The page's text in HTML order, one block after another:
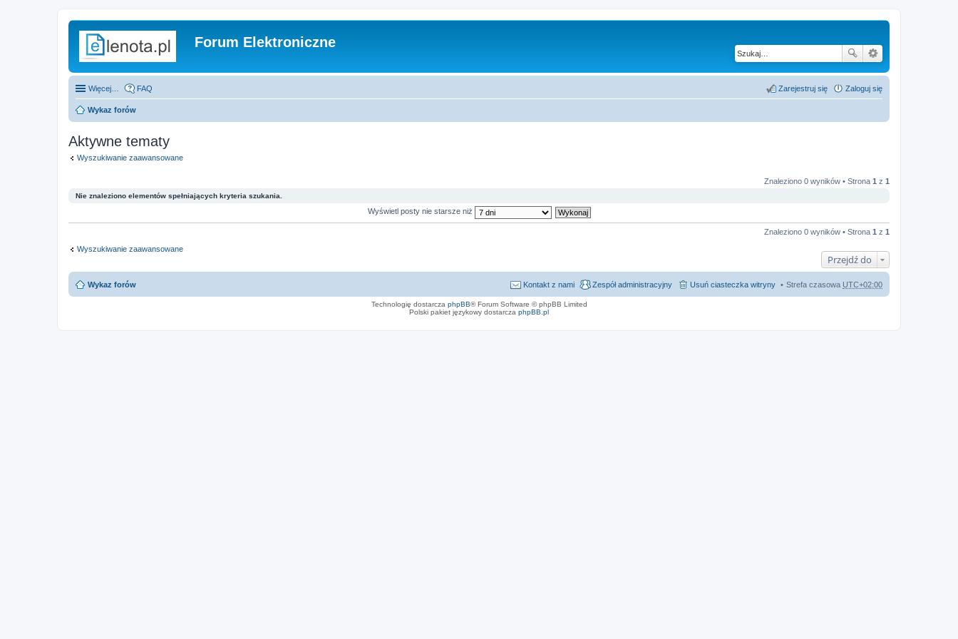
Forum Elektroniczne
Więcej… FAQ Zaloguj się
Zarejestruj się
Wykaz forów
Aktywne tematy
Wyszukiwanie zaawansowane
Znaleziono 0 wyników • Strona 1 z 1
Nie znaleziono elementów spełniających kryteria szukania.
Wyświetl posty nie starsze niż
Znaleziono 0 wyników • Strona 1 z 1
Wyszukiwanie zaawansowane
Przejdź do
Wykaz forów Strefa czasowa UTC+02:00
Usuń ciasteczka witryny
Zespół administracyjny
Kontakt z nami
Technologię dostarcza phpBB® Forum Software © phpBB Limited
Polski pakiet językowy dostarcza phpBB.pl